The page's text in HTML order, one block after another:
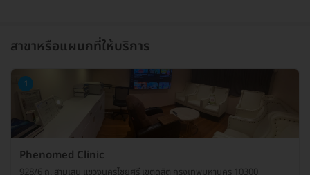
สาขาหรือแผนกที่ให้บริการ
1
Phenomed Clinic
928/6 ถ. สามเสน แขวงนครไชยศรี เขตดุสิต กรุงเทพมหานคร 10300